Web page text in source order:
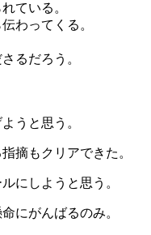
ている。
わってくる。
るだろう。
うと思う。
摘もクリアできた。
にしようと思う。
にがんばるのみ。